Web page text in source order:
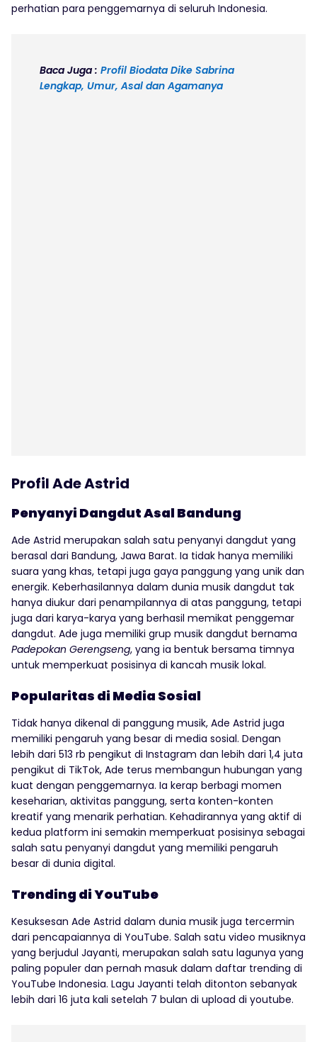
perhatian para penggemarnya di seluruh Indonesia.
Baca Juga : Profil Biodata Dike Sabrina
Lengkap, Umur, Asal dan Agamanya
Profil Ade Astrid
Penyanyi Dangdut Asal Bandung
Ade Astrid merupakan salah satu penyanyi dangdut yang
berasal dari Bandung, Jawa Barat. Ia tidak hanya memiliki
suara yang khas, tetapi juga gaya panggung yang unik dan
energik. Keberhasilannya dalam dunia musik dangdut tak
hanya diukur dari penampilannya di atas panggung, tetapi
juga dari karya-karya yang berhasil memikat penggemar
dangdut. Ade juga memiliki grup musik dangdut bernama
Padepokan Gerengseng, yang ia bentuk bersama timnya
untuk memperkuat posisinya di kancah musik lokal.
Popularitas di Media Sosial
Tidak hanya dikenal di panggung musik, Ade Astrid juga
memiliki pengaruh yang besar di media sosial. Dengan
lebih dari 513 rb pengikut di Instagram dan lebih dari 1,4 juta
pengikut di TikTok, Ade terus membangun hubungan yang
kuat dengan penggemarnya. Ia kerap berbagi momen
keseharian, aktivitas panggung, serta konten-konten
kreatif yang menarik perhatian. Kehadirannya yang aktif di
kedua platform ini semakin memperkuat posisinya sebagai
salah satu penyanyi dangdut yang memiliki pengaruh
besar di dunia digital.
Trending di YouTube
Kesuksesan Ade Astrid dalam dunia musik juga tercermin
dari pencapaiannya di YouTube. Salah satu video musiknya
yang berjudul Jayanti, merupakan salah satu lagunya yang
paling populer dan pernah masuk dalam daftar trending di
YouTube Indonesia. Lagu Jayanti telah ditonton sebanyak
lebih dari 16 juta kali setelah 7 bulan di upload di youtube.